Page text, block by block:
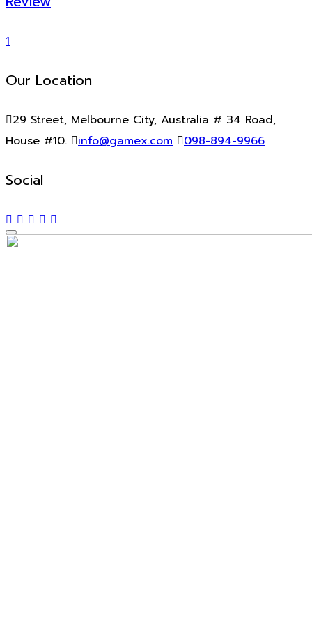
1
Our Location
29 Street, Melbourne City, Australia # 34 Road,
House #10.
info@gamex.com 098-894-9966
Social